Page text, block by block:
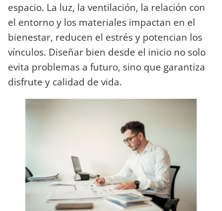
espacio. La luz, la ventilación, la relación con
el entorno y los materiales impactan en el
bienestar, reducen el estrés y potencian los
vínculos. Diseñar bien desde el inicio no solo
evita problemas a futuro, sino que garantiza
disfrute y calidad de vida.